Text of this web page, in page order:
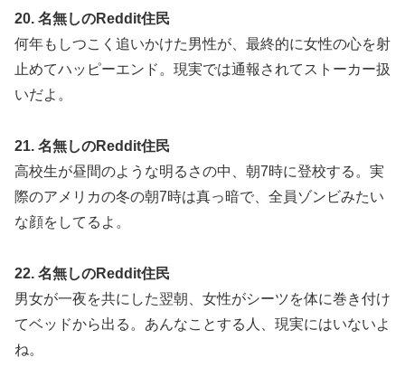
20. 名無しのReddit住民
何年もしつこく追いかけた男性が、最終的に女性の心を射
止めてハッピーエンド。現実では通報されてストーカー扱
いだよ。
21. 名無しのReddit住民
高校生が昼間のような明るさの中、朝7時に登校する。実
際のアメリカの冬の朝7時は真っ暗で、全員ゾンビみたい
な顔をしてるよ。
22. 名無しのReddit住民
男女が一夜を共にした翌朝、女性がシーツを体に巻き付け
てベッドから出る。あんなことする人、現実にはいないよ
ね。